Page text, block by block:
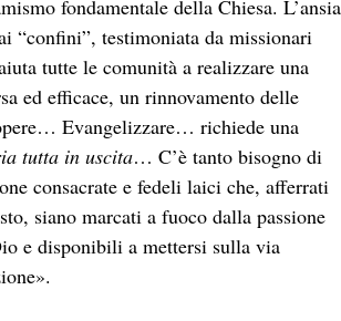
fondamentale della Chiesa. L’ansia
“confini”, testimoniata da missionari
tutte le comunità a realizzare una
ed efficace, un rinnovamento delle
Evangelizzare… richiede una
tutta in uscita… C’è tanto bisogno di
consacrate e fedeli laici che, afferrati
siano marcati a fuoco dalla passione
e disponibili a mettersi sulla via